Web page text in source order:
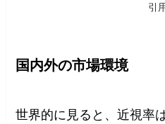
引
国内外の市場環境
世界的に見ると、近視率